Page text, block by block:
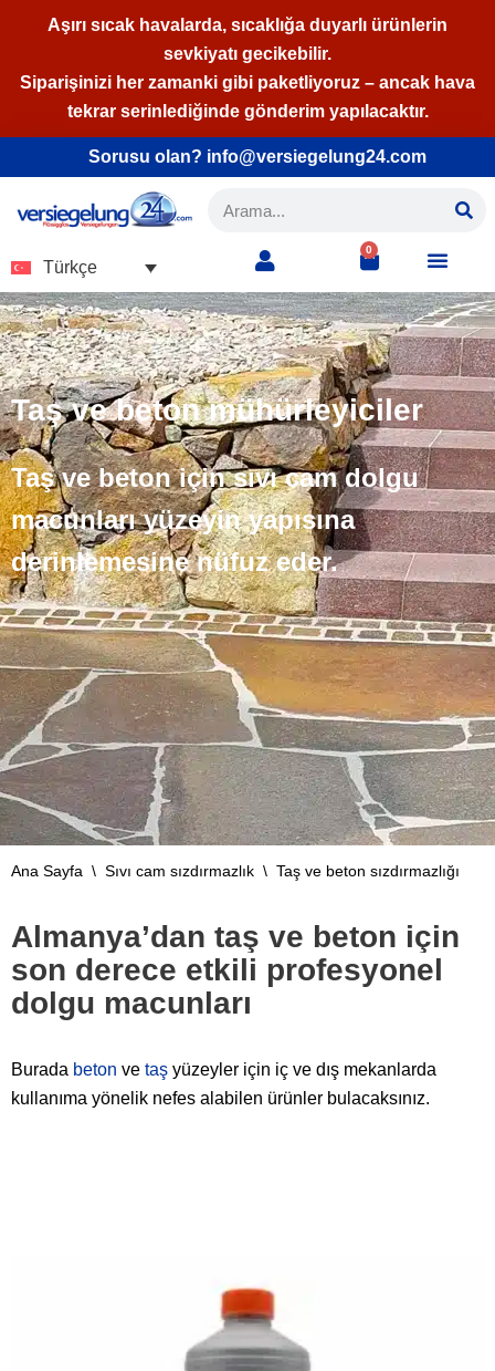
geç
Aşırı sıcak havalarda, sıcaklığa duyarlı ürünlerin
sevkiyatı gecikebilir.
Siparişinizi her zamanki gibi paketliyoruz – ancak hava
tekrar serinlediğinde gönderim yapılacaktır.
Sorusu olan? info@versiegelung24.com
Türkçe
0
Taş ve beton mühürleyiciler
Taş ve beton için sıvı cam dolgu
macunları yüzeyin yapısına
derinlemesine nüfuz eder.
Ana Sayfa \ Sıvı cam sızdırmazlık \ Taş ve beton sızdırmazlığı
Almanya’dan taş ve beton için
son derece etkili profesyonel
dolgu macunları
Burada beton ve taş yüzeyler için iç ve dış mekanlarda
kullanıma yönelik nefes alabilen ürünler bulacaksınız.